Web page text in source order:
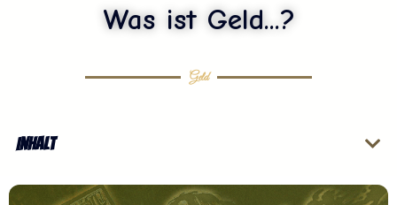
Was ist Geld...?
Geld
Inhalt